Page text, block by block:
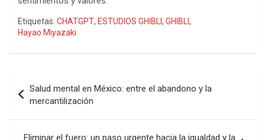
Etiquetas: CHATGPT, ESTUDIOS GHIBLI , GHIBLI ,
Hayao Miyazaki
de
entradas
Salud mental en México: entre el abandono y la
mercantilización
Eliminar el fuero: un paso urgente hacia la igualdad y la